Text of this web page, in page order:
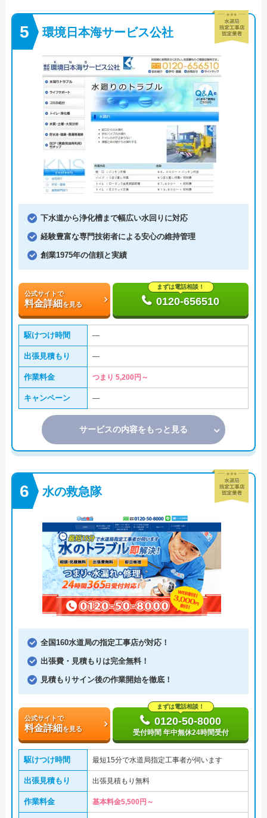
環境日本海サービス公社
下水道から浄化槽まで幅広い水回りに対応
経験豊富な専門技術者による安心の維持管理
創業1975年の信頼と実績
公式サイトで
料金詳細を見る
まずは電話相談！
0120-656510
駆けつけ時間 ―
出張見積もり ―
作業料金 つまり 5,200円～
キャンペーン ―
サービスの内容をもっと見る
水の救急隊
全国160水道局の指定工事店が対応！
出張費・見積もりは完全無料！
見積もりサイン後の作業開始を徹底！
公式サイトで
料金詳細を見る
まずは電話相談！
0120-50-8000
受付時間 年中無休24時間受付
駆けつけ時間 最短15分で水道局指定工事者が伺います
出張見積もり 出張見積もり無料
作業料金 基本料金5,500円～